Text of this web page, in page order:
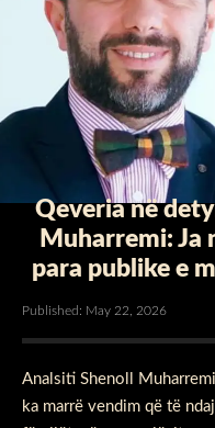
Qeveria në
Muharremi: Ja
para publike e
Published: May 22, 2026
Analsiti Shenoll
ka marrë vendim që të